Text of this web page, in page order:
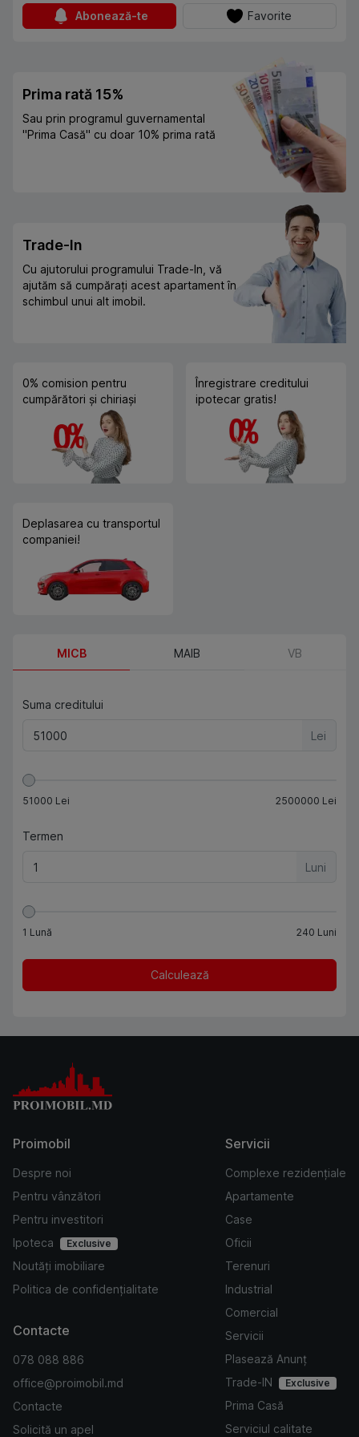
Abonează-te Favorite
Prima rată 15%
Sau prin programul guvernamental
"Prima Casă" cu doar 10% prima rată
Trade-In
Cu ajutorului programului Trade-In, vă
ajutăm să cumpărați acest apartament în
schimbul unui alt imobil.
0% comision pentru
cumpărători și chiriași
Înregistrare creditului
ipotecar gratis!
Deplasarea cu transportul
companiei!
MICB MAIB VB
Suma creditului
Lei
51000 Lei 2500000 Lei
Termen
Luni
1 Lună 240 Luni
Calculează
Proimobil
Despre noi
Pentru vânzători
Pentru investitori
Ipoteca
Exclusive
Noutăți imobiliare
Politica de confidențialitate
Servicii
Complexe rezidențiale
Apartamente
Case
Oficii
Terenuri
Industrial
Comercial
Servicii
Plasează Anunț
Trade-IN
Exclusive
Prima Casă
Serviciul calitate
Contacte
078 088 886
office@proimobil.md
Contacte
Solicită un apel